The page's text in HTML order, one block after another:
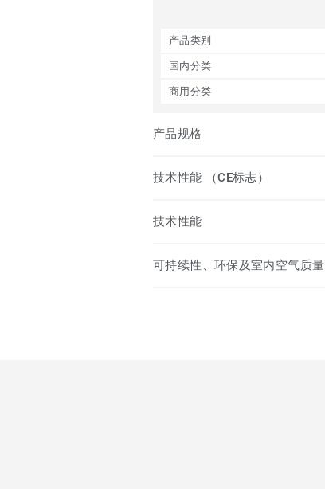
产品类别
国内分类
商用分类
产品规格
技术性能 （CE标志）
技术性能
可持续性、环保及室内空气质量